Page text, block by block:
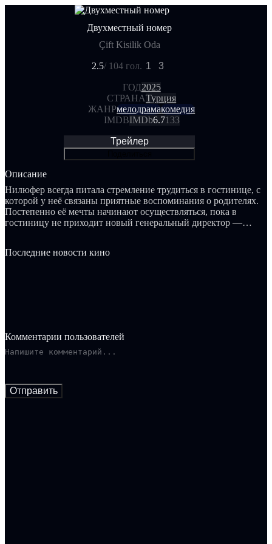
Двухместный номер
Çift Kisilik Oda
2.5/ 104 гол. 1 3
ГОД2025
СТРАНАТурция
ЖАНРмелодрамакомедия
IMDBIMDb6.7133
Трейлер
Описание
Нилюфер всегда питала стремление трудиться в гостинице, с
которой у неё связаны приятные воспоминания о родителях.
Постепенно её мечты начинают осуществляться, пока в
гостиницу не приходит новый генеральный директор —
сестрой. Кто бы мог предположить, что встреча с Нилюфер
Последние новости кино
Комментарии пользователей
Отправить